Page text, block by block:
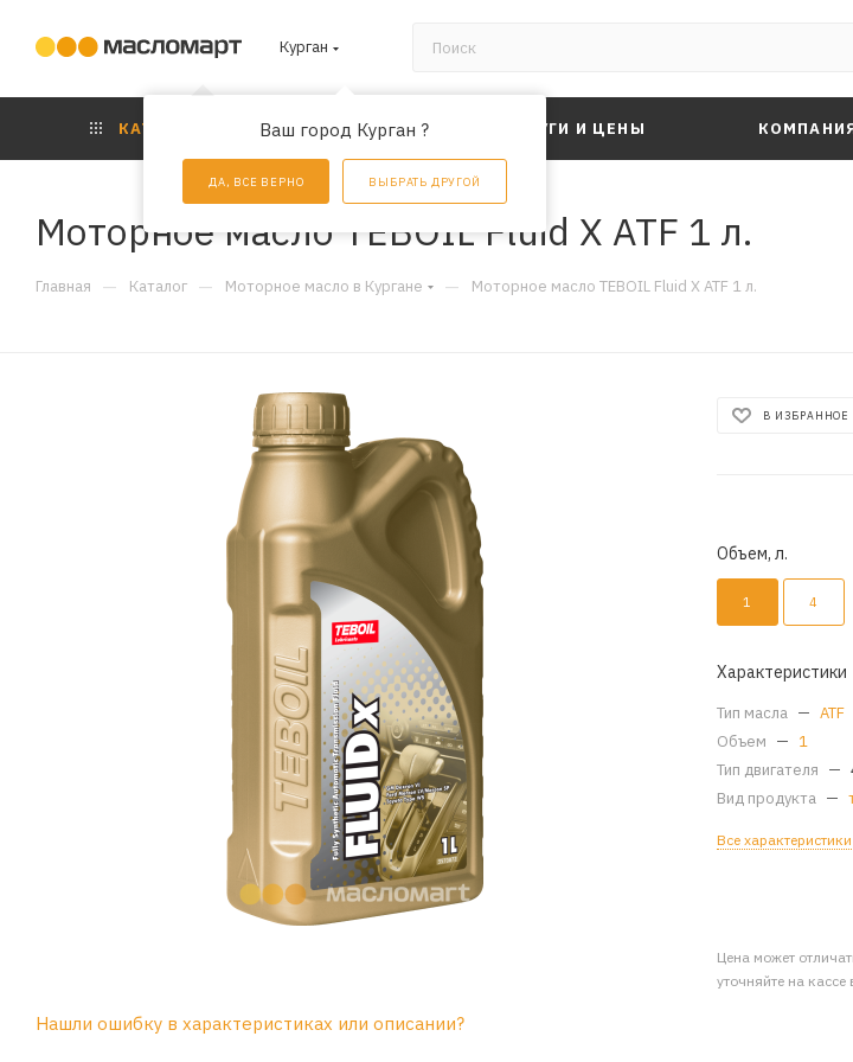
Курган
Ваш город Курган ?
ДА, ВСЕ ВЕРНО ВЫБРАТЬ ДРУГОЙ
КАТАЛОГ АКЦИИ УСЛУГИ И ЦЕНЫ
Моторное масло TEBOIL Fluid X ATF 1 л.
Главная — Каталог — Моторное масло в Кургане — Моторное масло TEBOIL Fluid X ATF 1 л.
В ИЗБРАННОЕ
Объем, л.
1 4
Характеристики
Тип масла — ATF
Объем — 1
Тип двигателя —
Вид продукта —
Все характеристики
Цена может
уточняйте на кассе
Нашли ошибку в характеристиках или описании?